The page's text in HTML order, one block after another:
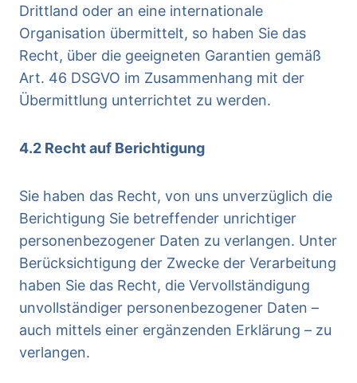
Drittland oder an eine internationale
Organisation übermittelt, so haben Sie das
Recht, über die geeigneten Garantien gemäß
Art. 46 DSGVO im Zusammenhang mit der
Übermittlung unterrichtet zu werden.
4.2 Recht auf Berichtigung
Sie haben das Recht, von uns unverzüglich die
Berichtigung Sie betreffender unrichtiger
personenbezogener Daten zu verlangen. Unter
Berücksichtigung der Zwecke der Verarbeitung
haben Sie das Recht, die Vervollständigung
unvollständiger personenbezogener Daten –
auch mittels einer ergänzenden Erklärung – zu
verlangen.